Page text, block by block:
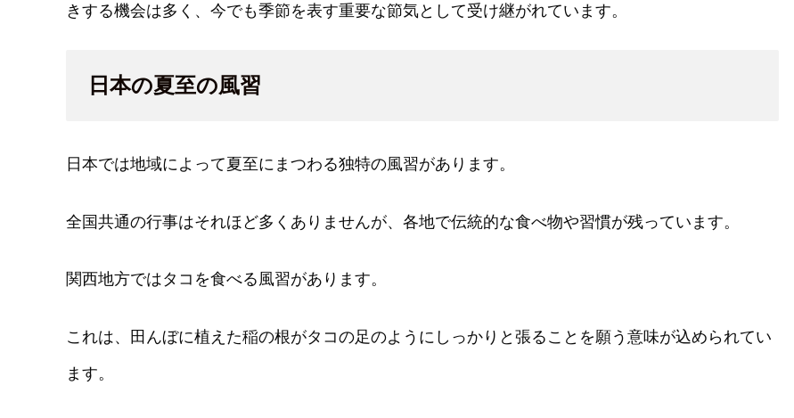
きする機会は多く、今でも季節を表す重要な節気として受け継がれています。
日本の夏至の風習
日本では地域によって夏至にまつわる独特の風習があります。
全国共通の行事はそれほど多くありませんが、各地で伝統的な食べ物や習慣が残っています。
関西地方ではタコを食べる風習があります。
これは、田んぼに植えた稲の根がタコの足のようにしっかりと張ることを願う意味が込められてい
ます。